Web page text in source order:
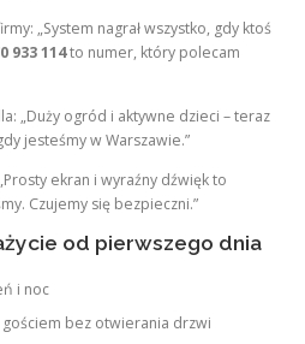
„System nagrał wszystko, gdy ktoś
933 114to numer, który polecam
„Duży ogród i aktywne dzieci – teraz
jesteśmy w Warszawie.”
ekran i wyraźny dźwięk to
Czujemy się bezpieczni.”
od pierwszego dnia
i noc
bez otwierania drzwi